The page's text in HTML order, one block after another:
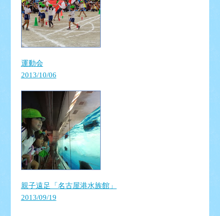
運動会
2013/10/06
親子遠足「名古屋港水族館」
2013/09/19